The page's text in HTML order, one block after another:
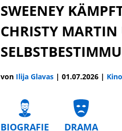
SWEENEY
CHRISTY
von Ilija Glavas | 01.07.2026 | Kino
BIOGRAFIE DRAMA